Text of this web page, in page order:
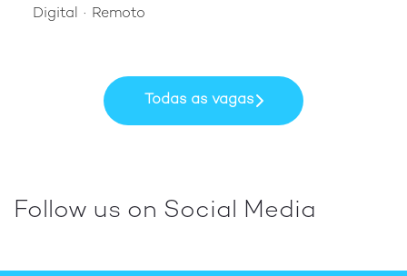
Digital · Remoto
Todas as vagas
Follow us on Social Media